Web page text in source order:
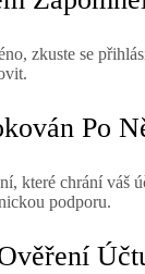
zkuste se
Po
které chrání
podporu.